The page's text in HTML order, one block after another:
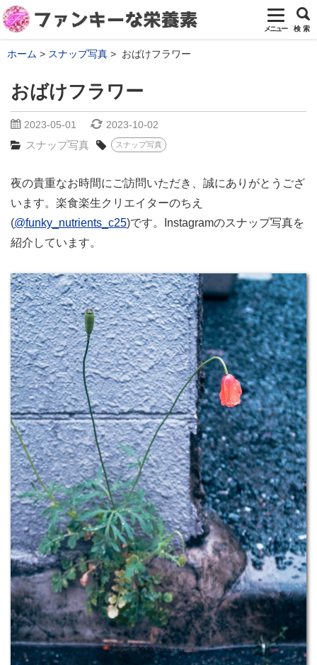
メニュー 検 索
ホーム スナップ写真 おばけフラワー
おばけフラワー
2023-05-01 2023-10-02
スナップ写真 スナップ写真
夜の貴重なお時間にご訪問いただき、誠にありがとうござ
います。楽食楽生クリエイターのちえ
(@funky_nutrients_c25)です。Instagramのスナップ写真を
紹介しています。